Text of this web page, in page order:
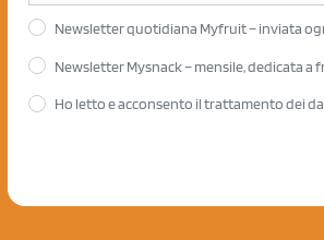
Newsletter quotidiana Myfruit – inviata
Newsletter Mysnack – mensile, dedicata a
Ho letto e acconsento il trattamento dei